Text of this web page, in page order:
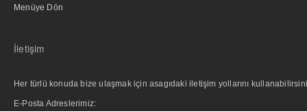
Menüye Dön
İletişim
Her türlü konuda bize ulaşmak için asagıdaki iletişim yollarını
E-Posta Adreslerimiz: